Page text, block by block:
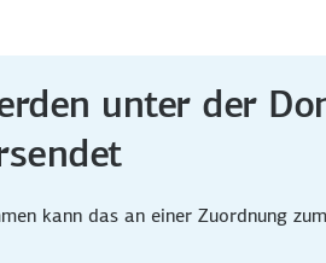
unter der
kann das an einer Zuordnung